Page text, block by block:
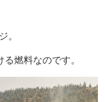
。
燃料なのです。